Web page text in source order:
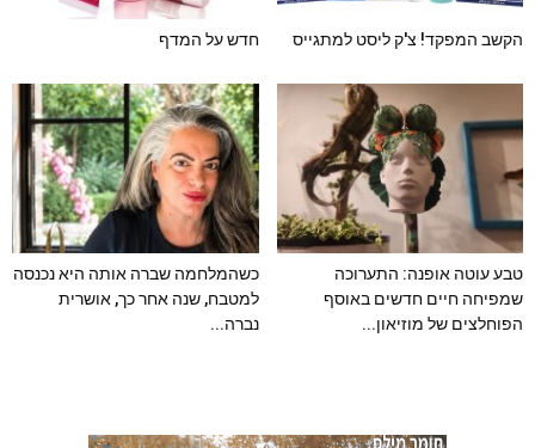
הקשב המפקד! צ'ק ליסט למתגייס חדש על המדף
טבע עוטה אופנה: התערוכה
שמפיחה חיים חדשים באוסף
הפוחלצים של מוזיאון...
כשהמלחמה שברה אותה היא נכנסה
למטבח, שנה אחר כך, אושרית
נברה...